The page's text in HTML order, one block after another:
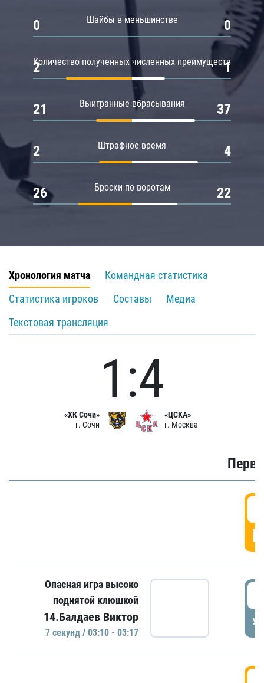
Шайбы в меньшинстве
0 0
Количество полученных численных преимуществ
2 1
Выигранные вбрасывания
21 37
Штрафное время
2 4
Броски по воротам
26 22
Хронология матча
Командная статистика
Статистика игроков
Составы
Медиа
Текстовая трансляция
«ХК Сочи»
г. Сочи
1:4
«ЦСКА»
г. Москва
Опасная игра высоко
поднятой клюшкой
14.Балдаев Виктор
7 секунд / 03:10 - 03:17